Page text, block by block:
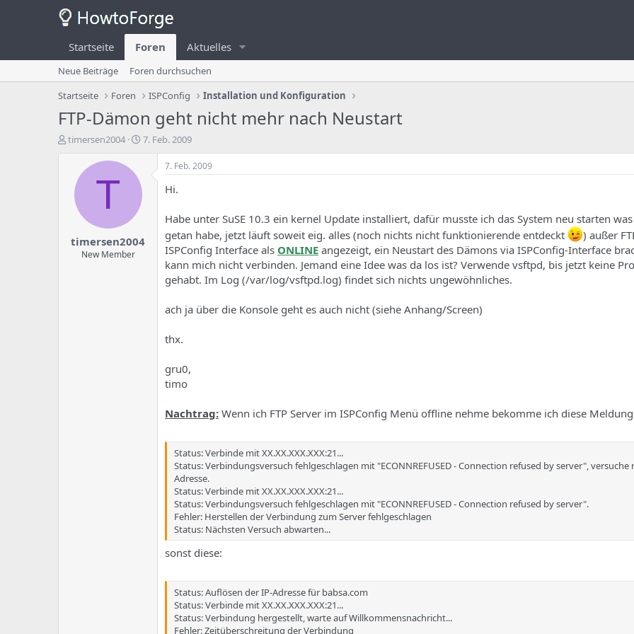
Startseite Foren Aktuelles
Neue Beiträge
Foren durchsuchen
Startseite
Foren ISPConfig Installation und Konfiguration
FTP-Dämon geht nicht mehr nach Neustart
E
timersen2004
E
n
7. Feb. 2009
T
timersen2004
New Member
7. Feb. 2009
Hi.
Habe unter SuSE 10.3 ein kernel Update installiert, dafür musste ich das System neu starten
getan habe, jetzt läuft soweit eig. alles (noch nichts nicht funktionierende entdeckt
) außer
ISPConfig Interface als ONLINE angezeigt, ein Neustart des Dämons via ISPConfig-Interface
kann mich nicht verbinden. Jemand eine Idee was da los ist? Verwende vsftpd, bis jetzt keine
gehabt. Im Log (/var/log/vsftpd.log) findet sich nichts ungewöhnliches.
ach ja über die Konsole geht es auch nicht (siehe Anhang/Screen)
thx.
gru0,
timo
Nachtrag: Wenn ich FTP Server im ISPConfig Menü offline nehme bekomme ich diese
Status: Verbinde mit XX.XX.XXX.XXX:21...
Status: Verbindungsversuch fehlgeschlagen mit "ECONNREFUSED - Connection refused by server", versuche
Adresse.
Status: Verbinde mit XX.XX.XXX.XXX:21...
Status: Verbindungsversuch fehlgeschlagen mit "ECONNREFUSED - Connection refused by server".
Fehler: Herstellen der Verbindung zum Server fehlgeschlagen
Status: Nächsten Versuch abwarten...
sonst diese:
Status: Auflösen der IP-Adresse für babsa.com
Status: Verbinde mit XX.XX.XXX.XXX:21...
Status: Verbindung hergestellt, warte auf Willkommensnachricht...
Fehler: Zeitüberschreitung der Verbindung